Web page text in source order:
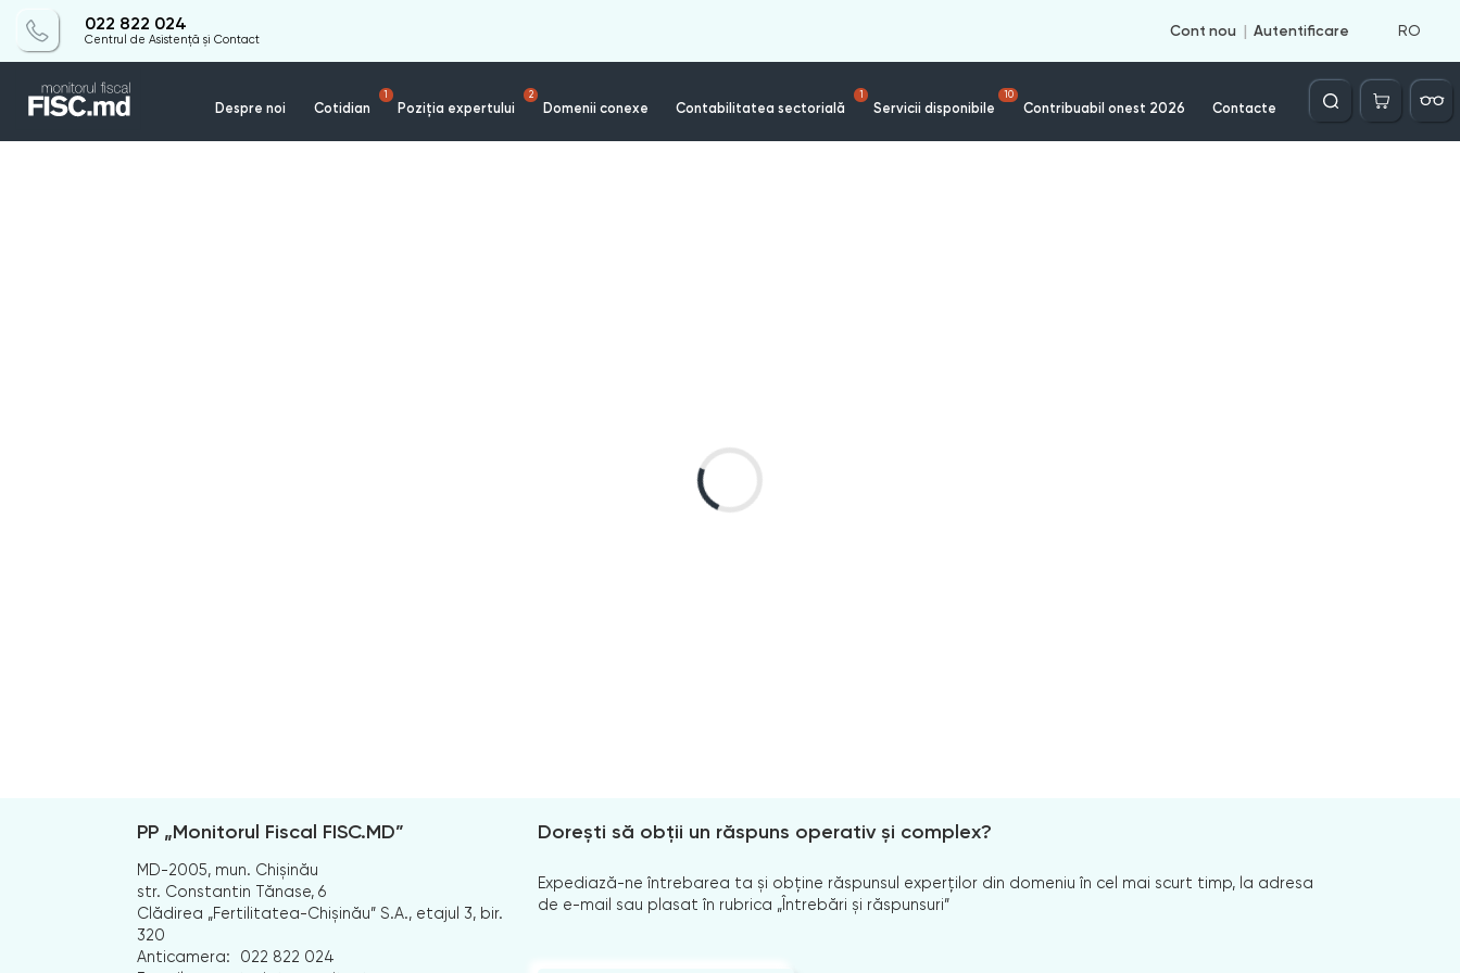
022 822 024
Centrul de Asistență și Contact
Cont nou Autentificare RO
Despre noi Cotidian
1
Poziția expertului
2
Domenii conexe Contabilitatea sectorială
1
Servicii disponibile
10
Contribuabil onest 2026 Contacte
Căutare
PP „Monitorul Fiscal FISC.MD”
MD-2005, mun. Chișinău
str. Constantin Tănase, 6
Clădirea „Fertilitatea-Chișinău” S.A., etajul 3, bir.
320
Anticamera:
022 822 024
Dorești să obții un răspuns operativ și complex?
Expediază-ne întrebarea ta și obține răspunsul experților din domeniu în cel mai scurt timp, la adresa
de e-mail sau plasat în rubrica „Întrebări și răspunsuri”